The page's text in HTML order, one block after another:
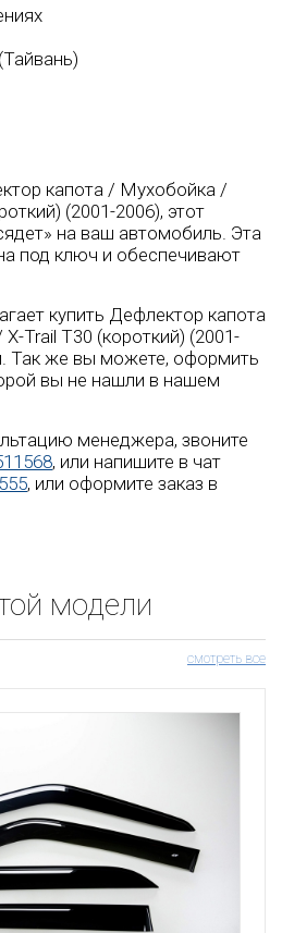
капота / Мухобойка /
(2001-2006), этот
на ваш автомобиль. Эта
под ключ и обеспечивают
купить Дефлектор капота
Trail T30 (короткий) (2001-
Так же вы можете, оформить
вы не нашли в нашем
менеджера, звоните
, или напишите в чат
, или оформите заказ в
модели
смотреть все